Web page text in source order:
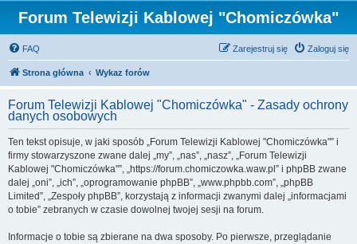
Forum Telewizji Kablowej "Chomiczówka"
FAQ Zaloguj się
Zarejestruj się
Strona główna Wykaz forów
Forum Telewizji Kablowej "Chomiczówka" - Zasady ochrony
danych osobowych
Ten tekst opisuje, w jaki sposób „Forum Telewizji Kablowej "Chomiczówka"” i
firmy stowarzyszone zwane dalej „my”, „nas”, „nasz”, „Forum Telewizji
Kablowej "Chomiczówka"”, „https://forum.chomiczowka.waw.pl” i phpBB zwane
dalej „oni”, „ich”, „oprogramowanie phpBB”, „www.phpbb.com”, „phpBB
Limited”, „Zespoły phpBB”, korzystają z informacji zwanymi dalej „informacjami
o tobie” zebranych w czasie dowolnej twojej sesji na forum.
Informacje o tobie są zbierane na dwa sposoby. Po pierwsze, przeglądanie